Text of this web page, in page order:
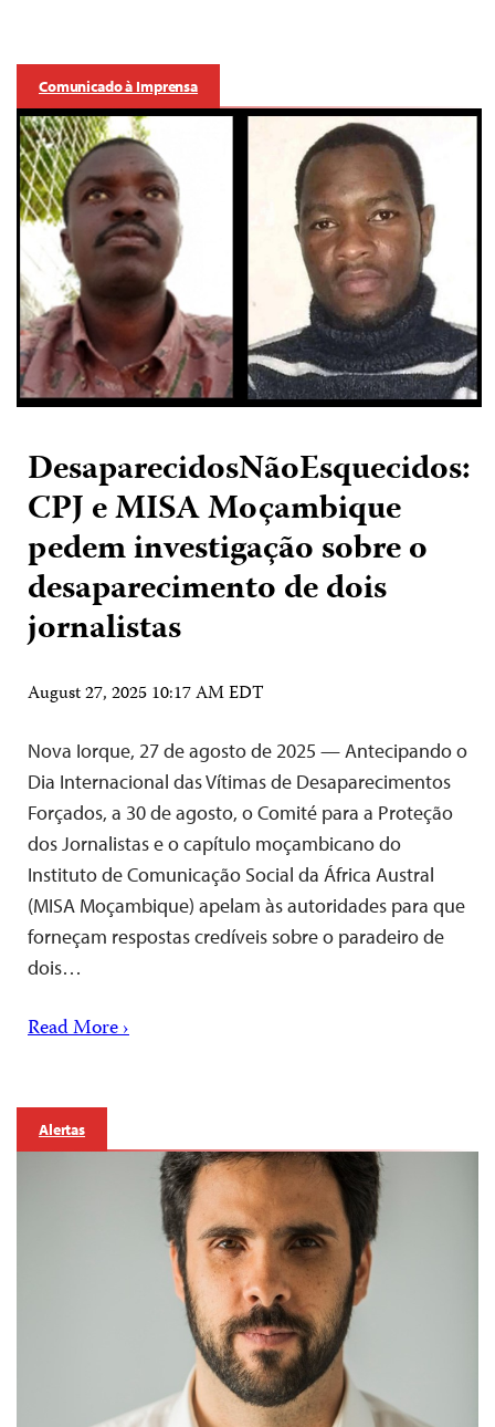
Comunicado à Imprensa
DesaparecidosNãoEsquecidos:
CPJ e MISA Moçambique
pedem investigação sobre o
desaparecimento de dois
jornalistas
August 27, 2025 10:17 AM EDT
Nova Iorque, 27 de agosto de 2025 — Antecipando o
Dia Internacional das Vítimas de Desaparecimentos
Forçados, a 30 de agosto, o Comité para a Proteção
dos Jornalistas e o capítulo moçambicano do
Instituto de Comunicação Social da África Austral
(MISA Moçambique) apelam às autoridades para que
forneçam respostas credíveis sobre o paradeiro de
dois…
Read More ›
Alertas